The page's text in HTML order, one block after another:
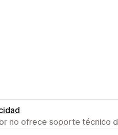
no ofrece soporte técnico